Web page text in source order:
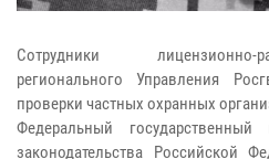
Сотрудники лицензионно-
регионального Управления
проверки частных охранных
Федеральный
законодательства Российской